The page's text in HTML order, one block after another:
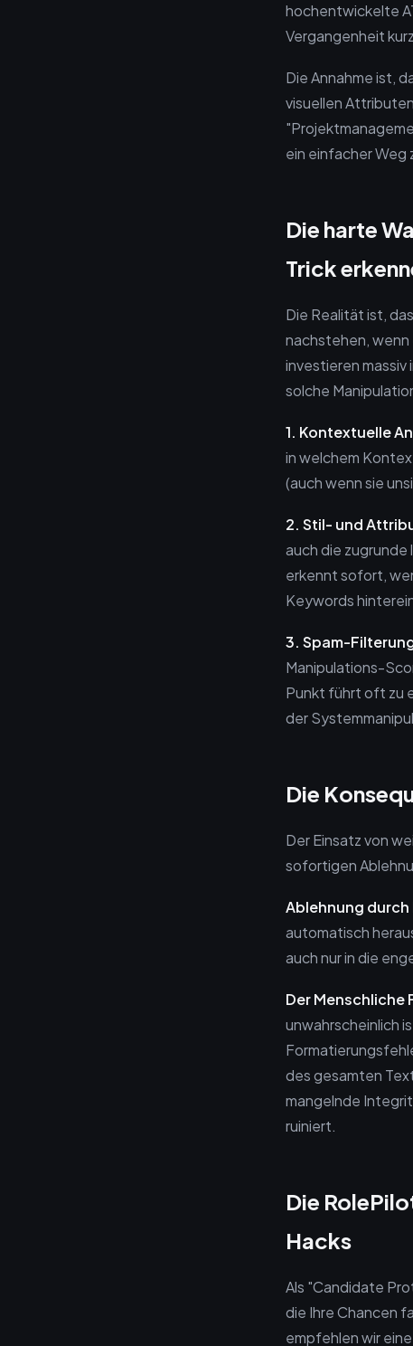
hochentwickelte
Vergangenheit
Die Annahme ist,
visuellen
ein einfacher Weg
Die harte
Trick
Die Realität ist,
nachstehen, wenn
investieren massiv
solche
1. Kontextuelle
in welchem
(auch wenn sie
2. Stil- und
auch die
erkennt sofort,
Keywords
3. Spam-
Manipulations-
Punkt führt oft zu
der
Die
Der Einsatz von
sofortigen
Ablehnung durch
automatisch
auch nur in die
Der Menschliche
unwahrscheinlich
des gesamten
mangelnde
ruiniert.
Die
Hacks
Als "Candidate
die Ihre Chancen
empfehlen wir